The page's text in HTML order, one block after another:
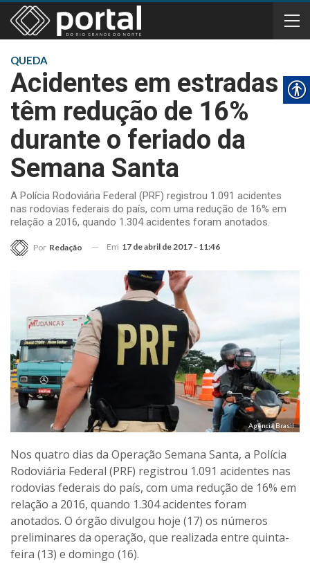
QUEDA
Acidentes em estradas
têm redução de 16%
durante o feriado da
Semana Santa
A Polícia Rodoviária Federal (PRF) registrou 1.091 acidentes
nas rodovias federais do país, com uma redução de 16% em
relação a 2016, quando 1.304 acidentes foram anotados.
Por Redação Em 17 de abril de 2017 - 11:46
Agência Brasil
Nos quatro dias da Operação Semana Santa, a Polícia
Rodoviária Federal (PRF) registrou 1.091 acidentes nas
rodovias federais do país, com uma redução de 16% em
relação a 2016, quando 1.304 acidentes foram
anotados. O órgão divulgou hoje (17) os números
preliminares da operação, que realizada entre quinta-
feira (13) e domingo (16).